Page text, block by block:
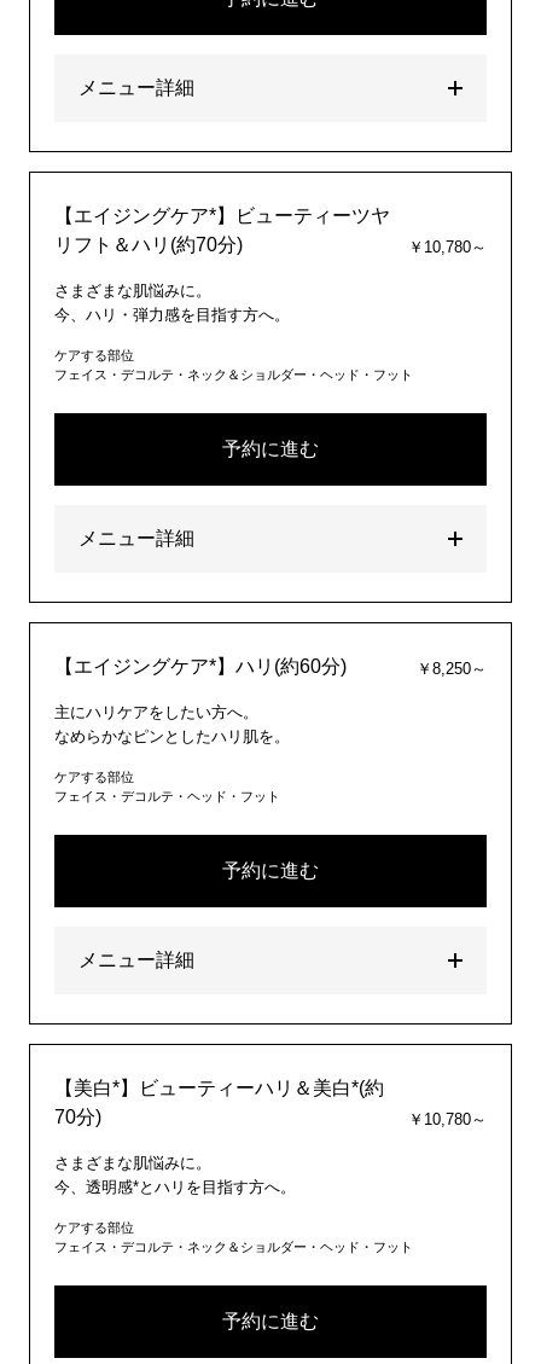
メニュー詳細
【エイジングケア*】ビューティーツヤ
リフト＆ハリ(約70分)
￥10,780～
さまざまな肌悩みに。
今、ハリ・弾力感を目指す方へ。
ケアする部位
フェイス・デコルテ・ネック＆ショルダー・ヘッド・フット
予約に進む
メニュー詳細
【エイジングケア*】ハリ(約60分) ￥8,250～
主にハリケアをしたい方へ。
なめらかなピンとしたハリ肌を。
ケアする部位
フェイス・デコルテ・ヘッド・フット
予約に進む
メニュー詳細
【美白*】ビューティーハリ＆美白*(約
70分)
￥10,780～
さまざまな肌悩みに。
今、透明感*とハリを目指す方へ。
ケアする部位
フェイス・デコルテ・ネック＆ショルダー・ヘッド・フット
予約に進む